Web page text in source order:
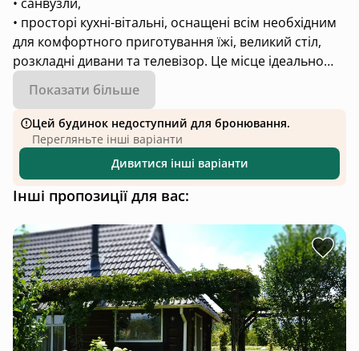
• просторі кухні-вітальні, оснащені всім необхідним
для комфортного приготування їжі, великий стіл,
розкладні дивани та телевізор. Це місце ідеально
підходить для спільних трапез та вечірнього
релаксу.
• по 2 окремі спальні на поверхах, кожна з яких
створена для максимального комфорту та спокою.
Це ідеальне місце для відпочинку після активного
дня.
Показати більше
Цей будинок недоступний для бронювання.
Перегляньте інші варіанти
Дивитися інші варіанти
Інші пропозиції для вас: